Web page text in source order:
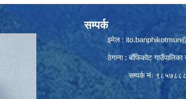
सम्पर्क
इमेल :
ठेगाना : बाँफिकोट
सम्पर्क नंः